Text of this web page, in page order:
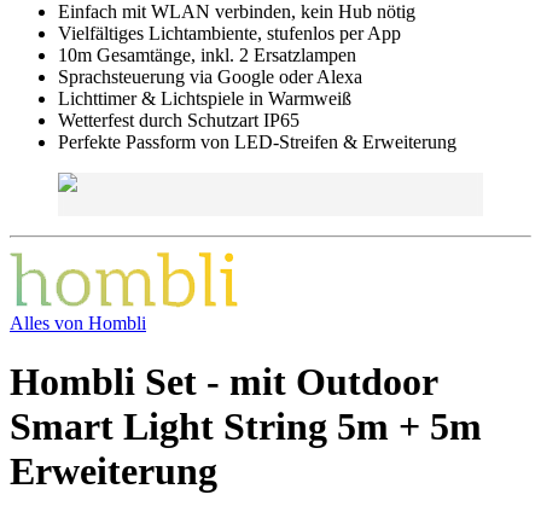
Einfach mit WLAN verbinden, kein Hub nötig
Vielfältiges Lichtambiente, stufenlos per App
10m Gesamtänge, inkl. 2 Ersatzlampen
Sprachsteuerung via Google oder Alexa
Lichttimer & Lichtspiele in Warmweiß
Wetterfest durch Schutzart IP65
Perfekte Passform von LED-Streifen & Erweiterung
Alles von Hombli
Hombli Set - mit Outdoor
Smart Light String 5m + 5m
Erweiterung